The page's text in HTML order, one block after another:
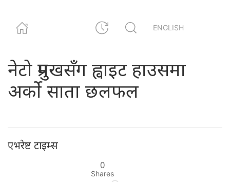
ENGLISH
नेटो प्रमुखसँग ह्वाइट हाउसमा
अर्को साता छलफल
एभरेष्ट टाइम्स
0
Shares